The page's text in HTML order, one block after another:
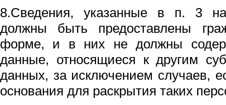
8.Сведения, указанные в п. 3
должны быть предоставлены
форме, и в них не должны
данные, относящиеся к другим
данных, за исключением случаев,
основания для раскрытия таких